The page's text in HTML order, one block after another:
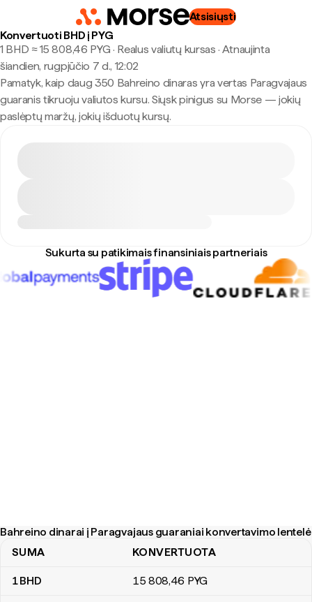
Atsisiųsti
Konvertuoti BHD į PYG
1 BHD ≈ 15 808,46 PYG · Realus valiutų kursas · Atnaujinta
šiandien, rugpjūčio 7 d., 12:02
Pamatyk, kaip daug 350 Bahreino dinaras yra vertas Paragvajaus
guaranis tikruoju valiutos kursu. Siųsk pinigus su Morse — jokių
paslėptų maržų, jokių išduotų kursų.
Sukurta su patikimais finansiniais partneriais
Bahreino dinarai į Paragvajaus guaraniai konvertavimo lentelė
Bahreino dinarai į Paragvajaus guaraniai konvertavimo lentelė
SUMA KONVERTUOTA
1BHD 15 808,46 PYG